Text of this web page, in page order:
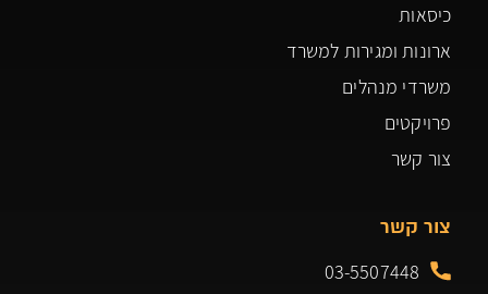
כיסאות
ארונות ומגירות למשרד
משרדי מנהלים
פרויקטים
צור קשר
צור קשר
03-5507448